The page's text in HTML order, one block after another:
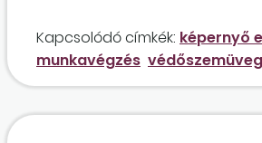
Kapcsolódó címkék: képernyő
munkavégzés védőszemüveg